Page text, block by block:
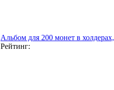
Альбом для 200 монет в
Рейтинг: